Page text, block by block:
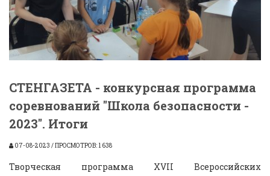
СТЕНГАЗЕТА - конкурсная программа
соревнований "Школа безопасности -
2023". Итоги
07-08-2023 / ПРОСМОТРОВ: 1 638
Творческая программа XVII Всероссийских